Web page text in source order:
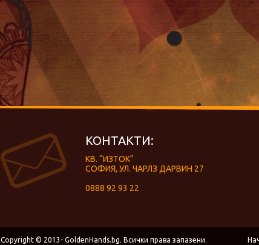
КОНТАКТИ:
КВ. “ИЗТОК”
СОФИЯ, УЛ. ЧАРЛЗ ДАРВИН 27
0888 92 93 22
Copyright © 2013- GoldenHands.bg. Всички права запазени.